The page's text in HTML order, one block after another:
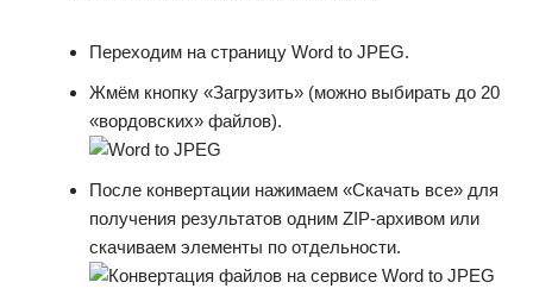
Переходим на страницу Word to JPEG.
Жмём кнопку «Загрузить» (можно выбирать до 20
«вордовских» файлов).
После конвертации нажимаем «Скачать все» для
получения результатов одним ZIP-архивом или
скачиваем элементы по отдельности.